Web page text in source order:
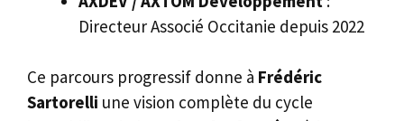
Directeur Associé Occitanie depuis 2022
Ce parcours progressif donne à Frédéric
Sartorelli une vision complète du cycle